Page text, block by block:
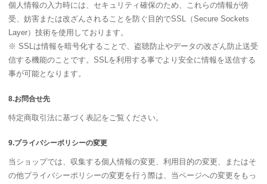
個人情報の入力時には、セキュリティ確保のため、これらの情報が傍
受、妨害または改ざんされることを防ぐ目的でSSL（Secure Sockets
Layer）技術を使用しております。
※ SSLは情報を暗号化することで、盗聴防止やデータの改ざん防止送受
信する機能のことです。SSLを利用する事でより安全に情報を送信する
事が可能となります。
8.お問合せ先
特定商取引法に基づく表記をご覧ください。
9.プライバシーポリシーの変更
当ショップでは、収集する個人情報の変更、利用目的の変更、またはそ
の他プライバシーポリシーの変更を行う際は、当ページへの変更をもっ